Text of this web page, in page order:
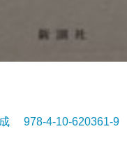
成 978-4-10-620361-